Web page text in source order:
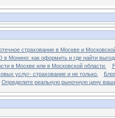
страхование в Москве и
Монино: как оформить и где найти
в Москве или в Московской области.
услуг- страхование и не только.
Блог
Определите реальную рыночную цену